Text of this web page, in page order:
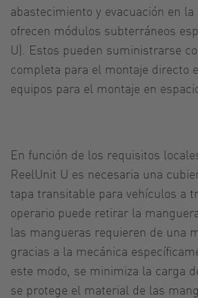
abastecimiento y evacuación en
ofrecen módulos subterráneos
U). Estos pueden suministrarse
completa para el montaje directo
equipos para el montaje en
En función de los requisitos
ReelUnit U es necesaria una
tapa transitable para vehículos a
operario puede retirar la
las mangueras requieren de una
gracias a la mecánica
este modo, se minimiza la carga
se protege el material de las